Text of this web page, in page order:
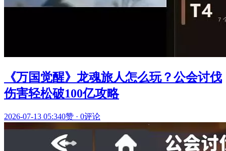
《万国觉醒》龙魂旅人怎么玩？公会讨伐
伤害轻松破100亿攻略
2026-07-13 05:340赞 · 0评论